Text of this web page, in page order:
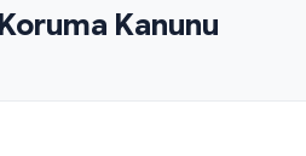
Kanunu